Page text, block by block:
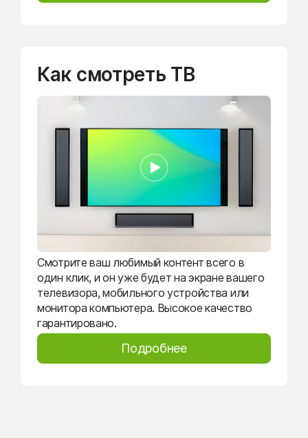
Как смотреть ТВ
Смотрите ваш любимый контент всего в
один клик, и он уже будет на экране вашего
телевизора, мобильного устройства или
монитора компьютера. Высокое качество
гарантировано.
Подробнее